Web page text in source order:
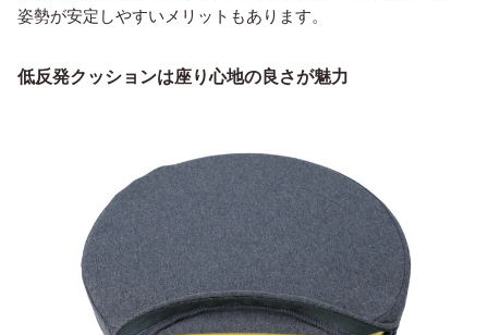
姿勢が安定しやすいメリットもあります。
低反発クッションは座り心地の良さが魅力